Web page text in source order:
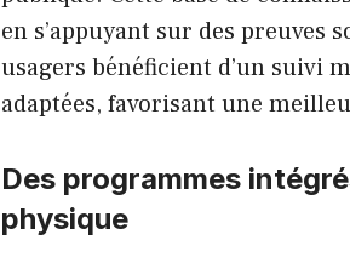
en s’appuyant sur des preuves
usagers bénéficient d’un suivi
adaptées, favorisant une
Des programmes
physique